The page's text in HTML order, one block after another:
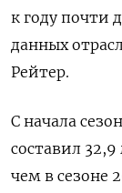
к году почти
данных
Рейтер.
С ​начала
составил
чем в сезоне